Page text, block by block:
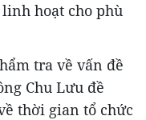
hoạt cho phù
tra về vấn đề
Chu Lưu đề
thời gian tổ chức